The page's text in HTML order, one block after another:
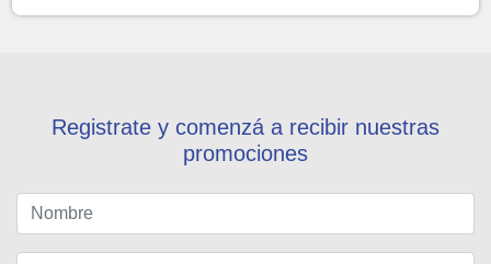
Registrate y comenzá a recibir nuestras
promociones